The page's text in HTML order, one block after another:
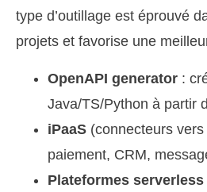
type d’outillage est éprouvé
projets et favorise une
OpenAPI generator :
Java/TS/Python à partir
iPaaS (connecteurs
paiement, CRM,
Plateformes serverless